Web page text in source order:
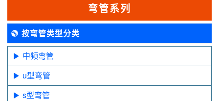
弯管系列
按弯管类型分类
中频弯管
u型弯管
s型弯管